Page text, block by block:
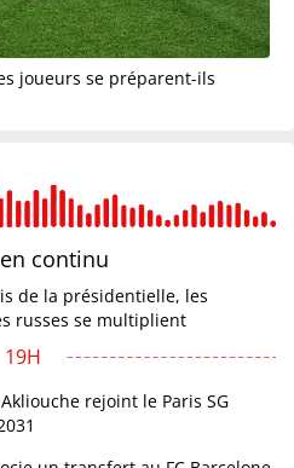
joueurs se préparent-ils
continu
de la présidentielle, les
russes se multiplient
19H
rejoint le Paris SG